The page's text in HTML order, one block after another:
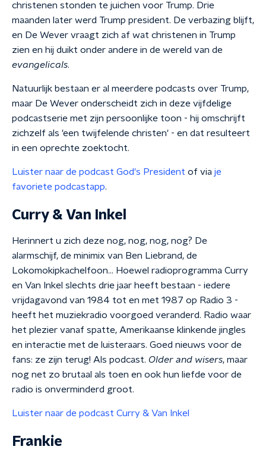
christenen stonden te juichen voor Trump. Drie
maanden later werd Trump president. De verbazing blijft,
en De Wever vraagt zich af wat christenen in Trump
zien en hij duikt onder andere in de wereld van de
evangelicals.
Natuurlijk bestaan er al meerdere podcasts over Trump,
maar De Wever onderscheidt zich in deze vijfdelige
podcastserie met zijn persoonlijke toon - hij omschrijft
zichzelf als 'een twijfelende christen' - en dat resulteert
in een oprechte zoektocht.
Luister naar de podcast God's President of via je
favoriete podcastapp.
Curry & Van Inkel
Herinnert u zich deze nog, nog, nog, nog? De
alarmschijf, de minimix van Ben Liebrand, de
Lokomokipkachelfoon... Hoewel radioprogramma Curry
en Van Inkel slechts drie jaar heeft bestaan - iedere
vrijdagavond van 1984 tot en met 1987 op Radio 3 -
heeft het muziekradio voorgoed veranderd. Radio waar
het plezier vanaf spatte, Amerikaanse klinkende jingles
en interactie met de luisteraars. Goed nieuws voor de
fans: ze zijn terug! Als podcast. Older and wisers, maar
nog net zo brutaal als toen en ook hun liefde voor de
radio is onverminderd groot.
Luister naar de podcast Curry & Van Inkel
Frankie